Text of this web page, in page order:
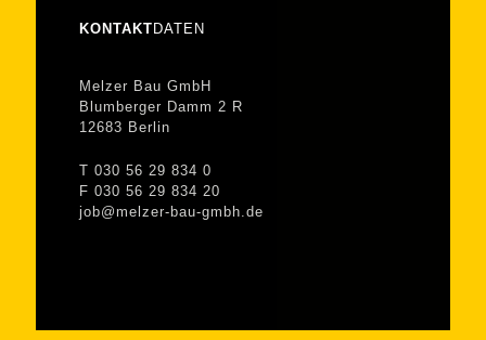
KONTAKTDATEN
Melzer Bau GmbH
Blumberger Damm 2 R
12683 Berlin
T 030 56 29 834 0
F 030 56 29 834 20
job@melzer-bau-gmbh.de